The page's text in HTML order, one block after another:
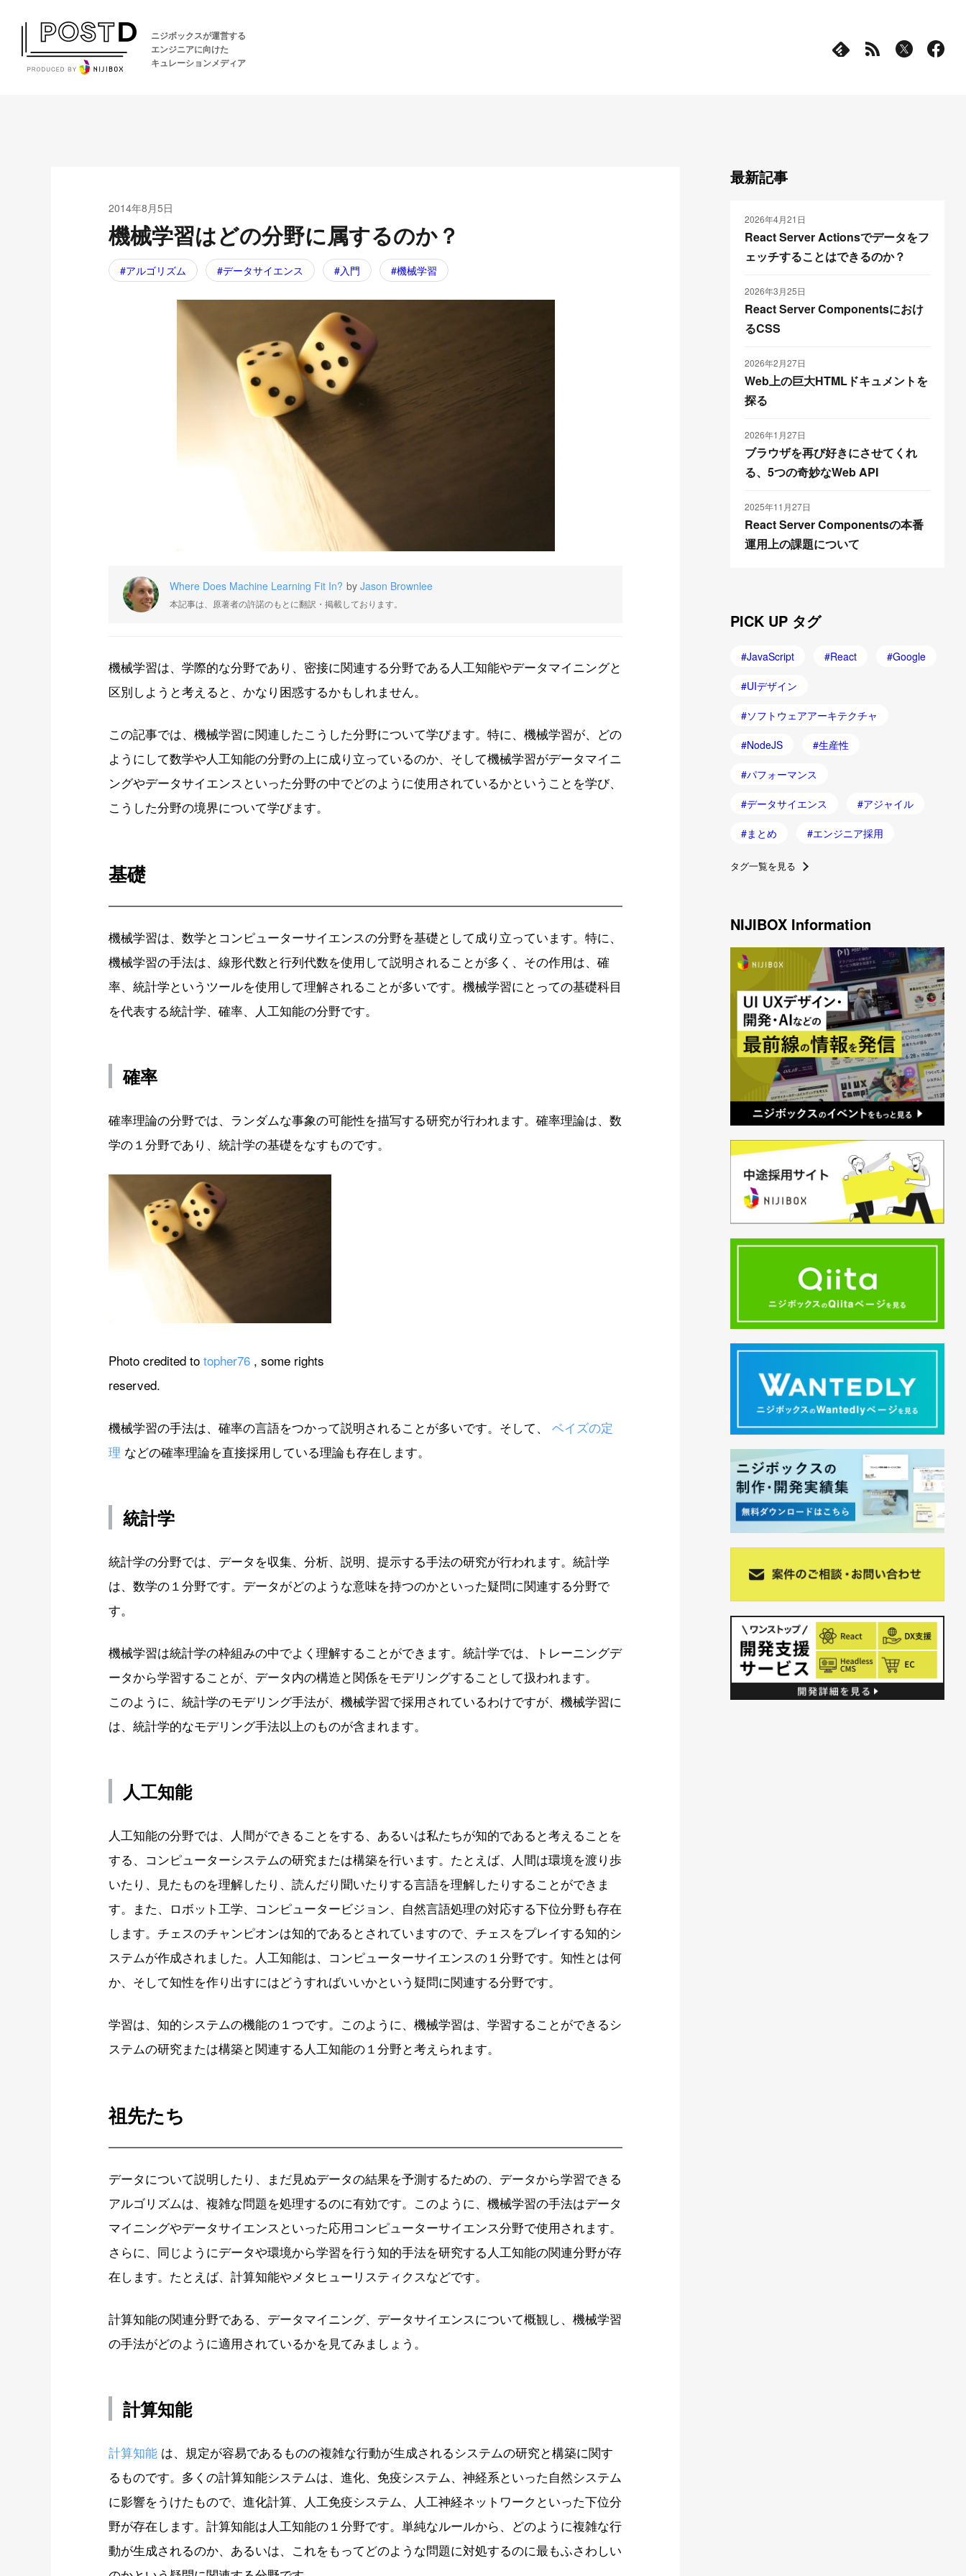
ニジボックスが運営する
エンジニアに向けた
キュレーションメディア
2014年8月5日
機械学習はどの分野に属するのか？
アルゴリズム データサイエンス 入門 機械学習
Where Does Machine Learning Fit In? by Jason Brownlee
本記事は、原著者の許諾のもとに翻訳・掲載しております。
機械学習は、学際的な分野であり、密接に関連する分野である人工知能やデータマイニングと
区別しようと考えると、かなり困惑するかもしれません。
この記事では、機械学習に関連したこうした分野について学びます。特に、機械学習が、どの
ようにして数学や人工知能の分野の上に成り立っているのか、そして機械学習がデータマイニ
ングやデータサイエンスといった分野の中でどのように使用されているかということを学び、
こうした分野の境界について学びます。
基礎
機械学習は、数学とコンピューターサイエンスの分野を基礎として成り立っています。特に、
機械学習の手法は、線形代数と行列代数を使用して説明されることが多く、その作用は、確
率、統計学というツールを使用して理解されることが多いです。機械学習にとっての基礎科目
を代表する統計学、確率、人工知能の分野です。
確率
確率理論の分野では、ランダムな事象の可能性を描写する研究が行われます。確率理論は、数
学の１分野であり、統計学の基礎をなすものです。
Photo credited totopher76 , some rights
reserved.
機械学習の手法は、確率の言語をつかって説明されることが多いです。そして、ベイズの定
理 などの確率理論を直接採用している理論も存在します。
統計学
統計学の分野では、データを収集、分析、説明、提示する手法の研究が行われます。統計学
は、数学の１分野です。データがどのような意味を持つのかといった疑問に関連する分野で
す。
機械学習は統計学の枠組みの中でよく理解することができます。統計学では、トレーニングデ
ータから学習することが、データ内の構造と関係をモデリングすることして扱われます。
このように、統計学のモデリング手法が、機械学習で採用されているわけですが、機械学習に
は、統計学的なモデリング手法以上のものが含まれます。
人工知能
人工知能の分野では、人間ができることをする、あるいは私たちが知的であると考えることを
する、コンピューターシステムの研究または構築を行います。たとえば、人間は環境を渡り歩
いたり、見たものを理解したり、読んだり聞いたりする言語を理解したりすることができま
す。また、ロボット工学、コンピュータービジョン、自然言語処理の対応する下位分野も存在
します。チェスのチャンピオンは知的であるとされていますので、チェスをプレイする知的シ
ステムが作成されました。人工知能は、コンピューターサイエンスの１分野です。知性とは何
か、そして知性を作り出すにはどうすればいいかという疑問に関連する分野です。
学習は、知的システムの機能の１つです。このように、機械学習は、学習することができるシ
ステムの研究または構築と関連する人工知能の１分野と考えられます。
祖先たち
データについて説明したり、まだ見ぬデータの結果を予測するための、データから学習できる
アルゴリズムは、複雑な問題を処理するのに有効です。このように、機械学習の手法はデータ
マイニングやデータサイエンスといった応用コンピューターサイエンス分野で使用されます。
さらに、同じようにデータや環境から学習を行う知的手法を研究する人工知能の関連分野が存
在します。たとえば、計算知能やメタヒューリスティクスなどです。
計算知能の関連分野である、データマイニング、データサイエンスについて概観し、機械学習
の手法がどのように適用されているかを見てみましょう。
計算知能
計算知能 は、規定が容易であるものの複雑な行動が生成されるシステムの研究と構築に関す
るものです。多くの計算知能システムは、進化、免疫システム、神経系といった自然システム
に影響をうけたもので、進化計算、人工免疫システム、人工神経ネットワークといった下位分
野が存在します。計算知能は人工知能の１分野です。単純なルールから、どのように複雑な行
動が生成されるのか、あるいは、これをもってどのような問題に対処するのに最もふさわしい
最新記事
2026年4月21日
React Server Actionsでデータをフ
ェッチすることはできるのか？
2026年3月25日
React Server Componentsにおけ
るCSS
2026年2月27日
Web上の巨大HTMLドキュメントを
探る
2026年1月27日
ブラウザを再び好きにさせてくれ
る、5つの奇妙なWeb API
2025年11月27日
React Server Componentsの本番
運用上の課題について
PICK UP タグ
JavaScript React Google
UIデザイン
ソフトウェアアーキテクチャ
NodeJS 生産性
パフォーマンス
データサイエンス アジャイル
まとめ エンジニア採用
タグ一覧を見る
NIJIBOX Information